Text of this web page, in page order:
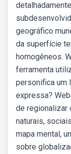
geográfico
da superfície
homogêneos.
ferramenta
personifica um
expressa?
de regionalizar
naturais,
mapa mental,
sobre